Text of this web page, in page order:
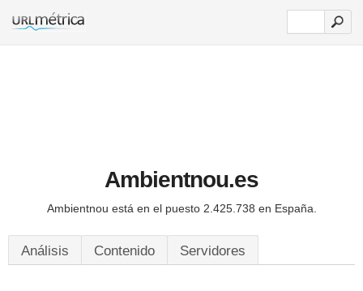
Ambientnou.es
Ambientnou está en el puesto 2.425.738 en España.
Análisis Contenido Servidores